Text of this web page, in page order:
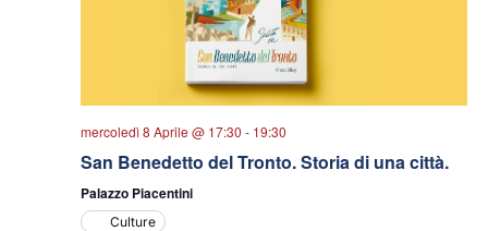
mercoledì 8 Aprile @ 17:30 - 19:30
San Benedetto del Tronto. Storia di una città.
Palazzo Piacentini
Culture